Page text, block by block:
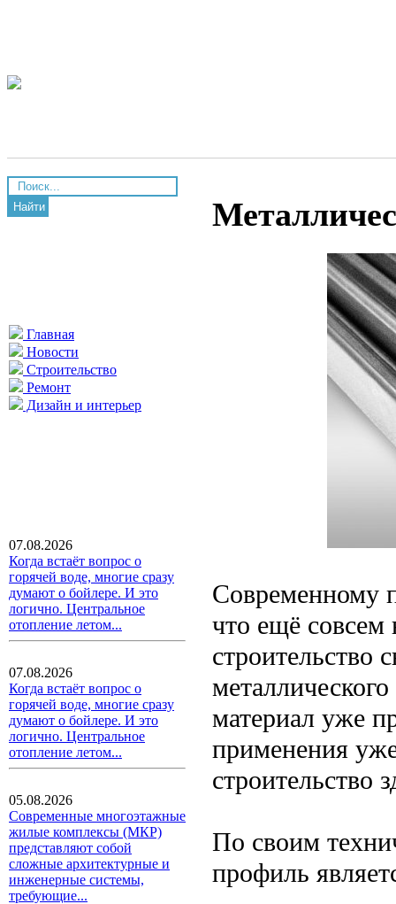
Найти
Главная
Новости
Строительство
Ремонт
Дизайн и интерьер
07.08.2026
Когда встаёт вопрос о
горячей воде, многие сразу
думают о бойлере. И это
логично. Центральное
отопление летом...
07.08.2026
Когда встаёт вопрос о
горячей воде, многие сразу
думают о бойлере. И это
логично. Центральное
отопление летом...
05.08.2026
Современные многоэтажные
жилые комплексы (МКР)
представляют собой
сложные архитектурные и
инженерные системы,
требующие...
Современному
что ещё совсем
строительство
материал уже
применения
строительство
По своим
профиль